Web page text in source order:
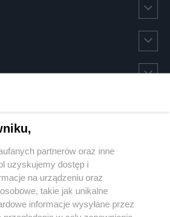
partnerów oraz inne
uzyskujemy dostęp i
na urządzeniu oraz
takie jak unikalne
informacje wysyłane przez